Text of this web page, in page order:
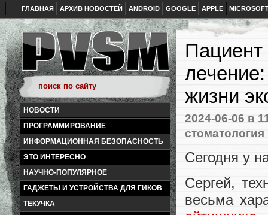
ГЛАВНАЯ АРХИВ НОВОСТЕЙ ANDROID GOOGLE APPLE
НОВОСТИ
ПРОГРАММИРОВАНИЕ
ИНФОРМАЦИОННАЯ БЕЗОПАСНОСТЬ
ЭТО ИНТЕРЕСНО
НАУЧНО-ПОПУЛЯРНОЕ
ГАДЖЕТЫ И УСТРОЙСТВА ДЛЯ ГИКОВ
ТЕКУЧКА
Пациент
жизни
2024-06-06 в
стоматология
Сегодня у
Сергей,
весьма